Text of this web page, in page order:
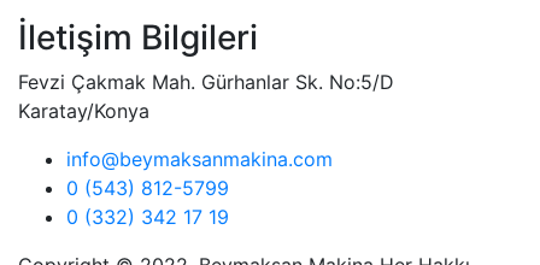
İletişim Bilgileri
Fevzi Çakmak Mah. Gürhanlar Sk. No:5/D
Karatay/Konya
info@beymaksanmakina.com
0 (543) 812-5799
0 (332) 342 17 19